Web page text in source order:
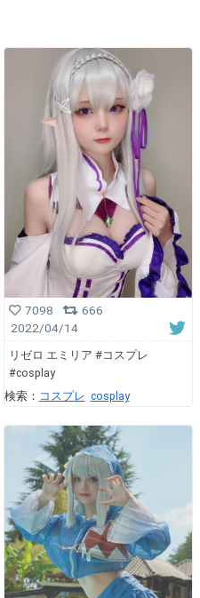
7098
666
2022/04/14
リゼロ エミリア #コスプレ
#cosplay
検索： コスプレ cosplay